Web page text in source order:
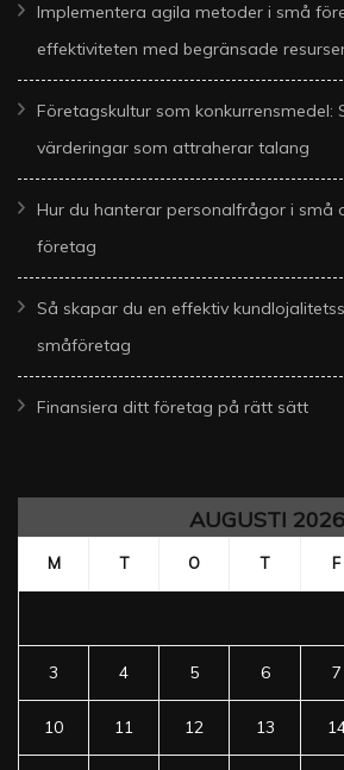
Implementera agila metoder i små
effektiviteten med begränsade
Företagskultur som konkurrensmedel:
värderingar som attraherar talang
Hur du hanterar personalfrågor i små
företag
Så skapar du en effektiv
småföretag
Finansiera ditt företag på rätt sätt
AUGUSTI 2026
M T O T F
3 4 5 6 7
10 11 12 13